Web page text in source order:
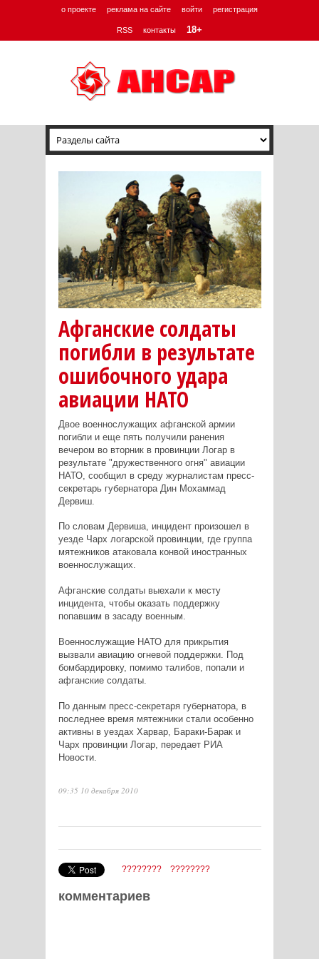
о проекте реклама на сайте войти регистрация
RSS контакты 18+
Афганские солдаты
погибли в результате
ошибочного удара
авиации НАТО
Двое военнослужащих афганской армии
погибли и еще пять получили ранения
вечером во вторник в провинции Логар в
результате "дружественного огня" авиации
НАТО, сообщил в среду журналистам пресс-
секретарь губернатора Дин Мохаммад
Дервиш.
По словам Дервиша, инцидент произошел в
уезде Чарх логарской провинции, где группа
мятежников атаковала конвой иностранных
военнослужащих.
Афганские солдаты выехали к месту
инцидента, чтобы оказать поддержку
попавшим в засаду военным.
Военнослужащие НАТО для прикрытия
вызвали авиацию огневой поддержки. Под
бомбардировку, помимо талибов, попали и
афганские солдаты.
По данным пресс-секретаря губернатора, в
последнее время мятежники стали особенно
активны в уездах Харвар, Бараки-Барак и
Чарх провинции Логар, передает РИА
Новости.
09:35 10 декабря 2010
???????? ????????
комментариев